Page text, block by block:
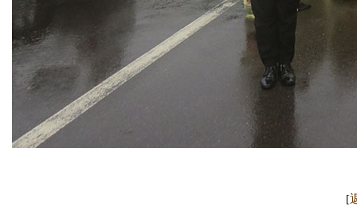
[